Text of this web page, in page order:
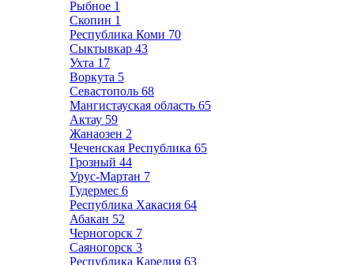
Рыбное 1
Скопин 1
Республика Коми 70
Сыктывкар 43
Ухта 17
Воркута 5
Севастополь 68
Мангистауская область 65
Актау 59
Жанаозен 2
Чеченская Республика 65
Грозный 44
Урус-Мартан 7
Гудермес 6
Республика Хакасия 64
Абакан 52
Черногорск 7
Саяногорск 3
Республика Карелия 63